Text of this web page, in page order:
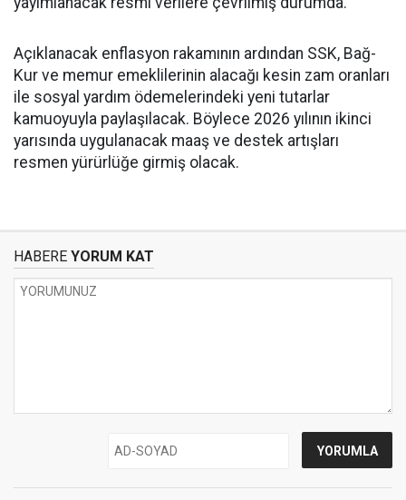
Açıklanacak enflasyon rakamının ardından SSK, Bağ-
Kur ve memur emeklilerinin alacağı kesin zam oranları
ile sosyal yardım ödemelerindeki yeni tutarlar
kamuoyuyla paylaşılacak. Böylece 2026 yılının ikinci
yarısında uygulanacak maaş ve destek artışları
resmen yürürlüğe girmiş olacak.
HABERE YORUM KAT